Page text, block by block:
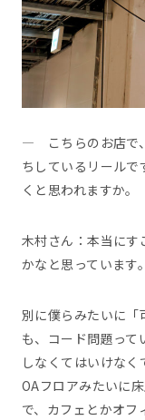
― こちらのお店で
ちしているリールで
くと思われますか。
木村さん：本当にす
かなと思っています。
別に僕らみたいに「
も、コード問題って
しなくてはいけなく
OAフロアみたいに
で、カフェとかオフ